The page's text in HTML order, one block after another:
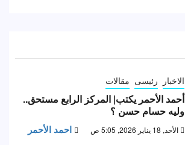
الاخبار رئيسى مقالات
أحمد الأحمر يكتب| المركز الرابع مستحق..
وليه حسام حسن ؟
الأحد, 18 يناير 2026, 5:05 ص احمد الأحمر